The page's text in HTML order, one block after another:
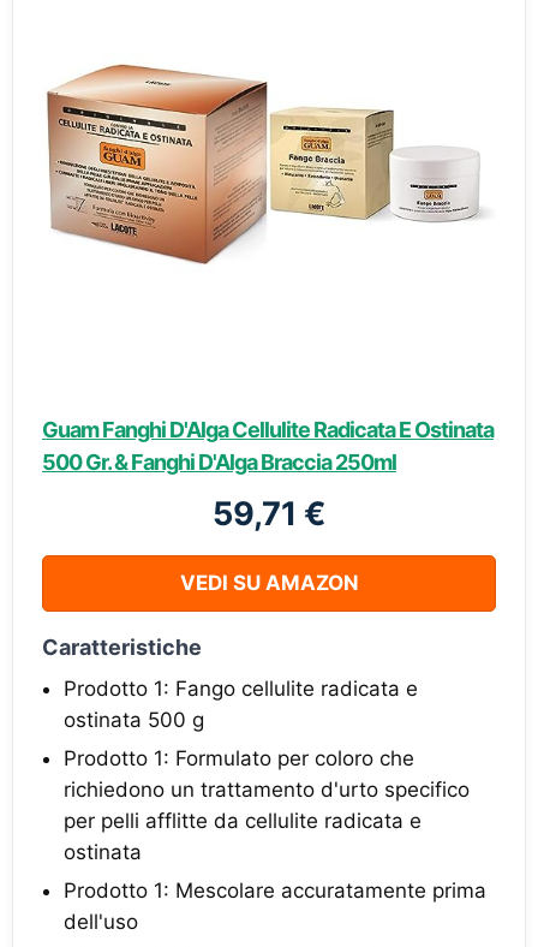
Guam Fanghi D'Alga Cellulite Radicata E Ostinata
500 Gr. & Fanghi D'Alga Braccia 250ml
59,71 €
VEDI SU AMAZON
Caratteristiche
Prodotto 1: Fango cellulite radicata e
ostinata 500 g
Prodotto 1: Formulato per coloro che
richiedono un trattamento d'urto specifico
per pelli afflitte da cellulite radicata e
ostinata
Prodotto 1: Mescolare accuratamente prima
dell'uso